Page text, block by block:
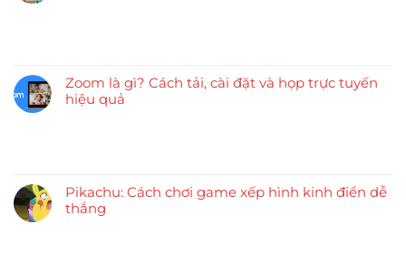
Zoom là gì? Cách tải, cài đặt và họp trực tuyến
hiệu quả
Pikachu: Cách chơi game xếp hình kinh điển dễ
thắng